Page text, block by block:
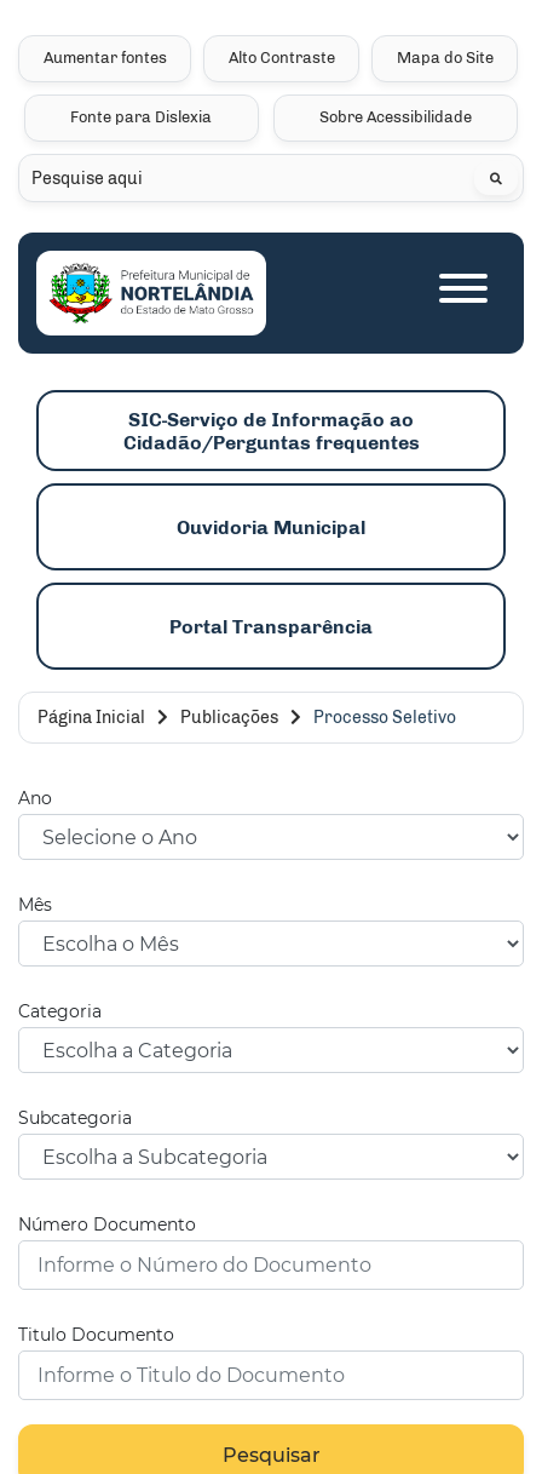
Seção de atalhos e
Ir para o menu [alt+2]
Ir para a busca [alt+3]
Ir para o rodapé [alt+4]
Aumentar fontes Alto Contraste Mapa do Site
Fonte para Dislexia Sobre Acessibilidade
Pesquisar
SIC-Serviço de Informação ao
Cidadão/Perguntas frequentes
Ouvidoria Municipal
Portal Transparência
Seção do menu
Página Inicial Publicações Processo Seletivo
Ano
Mês
Categoria
Subcategoria
Número Documento
Titulo Documento
Pesquisar